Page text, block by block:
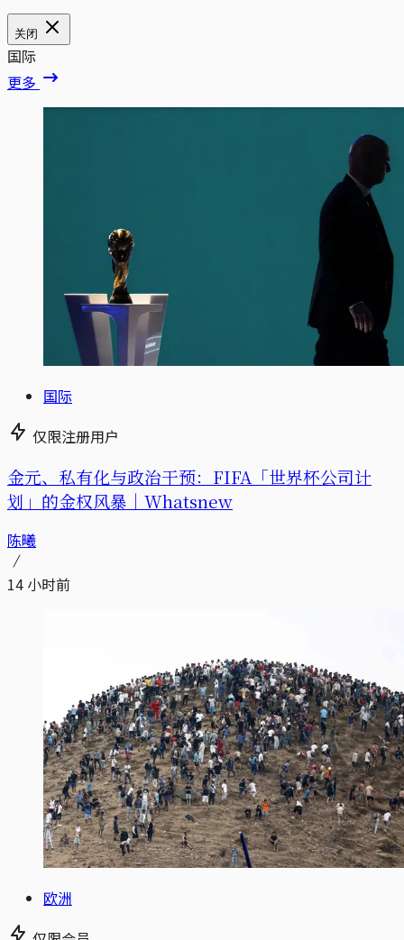
关闭
国际
更多
国际
仅限注册用户
金元、私有化与政治干预：FIFA「世界杯公司计
划」的金权风暴｜Whatsnew
陈曦
14 小时前
欧洲